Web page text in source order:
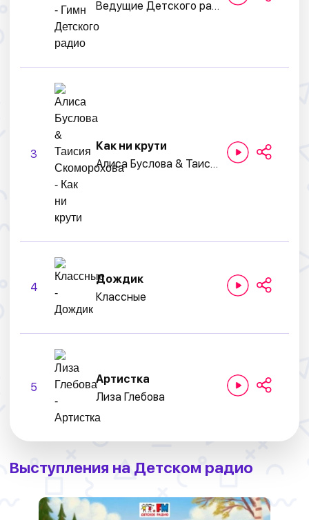
Ведущие Детского радио
3
Как ни крути
Алиса Буслова & Таисия Скоморохова
4
Дождик
Классные
5
Артистка
Лиза Глебова
Выступления на Детском радио